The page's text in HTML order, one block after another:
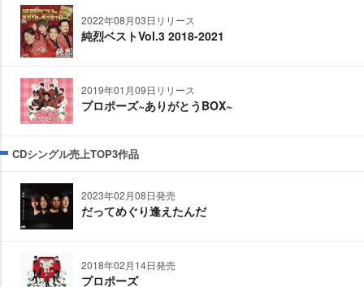
2022年08月03日リリース
純烈ベストVol.3 2018-2021
2019年01月09日リリース
プロポーズ~ありがとうBOX~
CDシングル売上TOP3作品
2023年02月08日発売
だってめぐり逢えたんだ
2018年02月14日発売
プロポーズ